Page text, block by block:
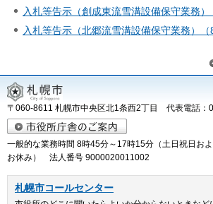
入札等告示（創成東流雪溝設備保守業務）
入札等告示（北郷流雪溝設備保守業務）（
〒060-8611 札幌市中央区北1条西2丁目 代表電話
一般的な業務時間 8時45分～17時15分（土日祝日お
お休み） 法人番号 9000020011002
札幌市コールセンター